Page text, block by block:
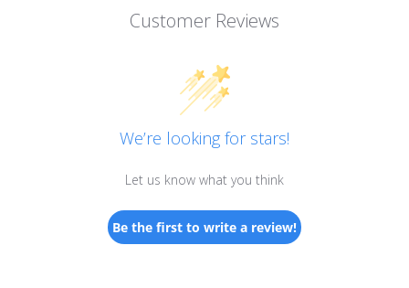
Customer Reviews
We’re looking for stars!
Let us know what you think
Be the first to write a review!